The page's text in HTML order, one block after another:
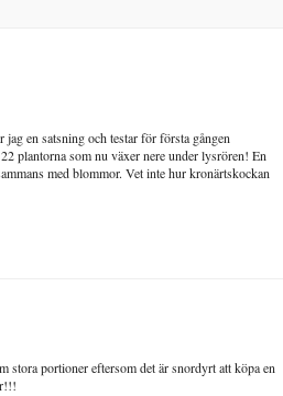
en satsning och testar för första gången
plantorna som nu växer nere under lysrören! En
med blommor. Vet inte hur kronärtskockan
stora portioner eftersom det är snordyrt att köpa en